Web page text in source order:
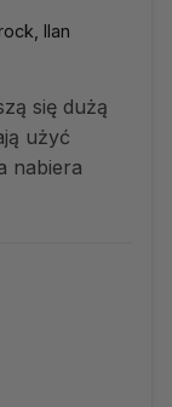
Ilan
się dużą
użyć
nabiera